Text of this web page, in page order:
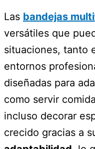
Las bandejas
versátiles que
situaciones, tanto
entornos
diseñadas para
como servir
incluso decorar
crecido gracias a